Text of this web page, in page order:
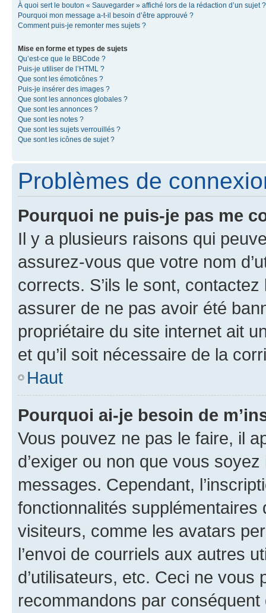
À quoi sert le bouton « Sauvegarder » affiché lors de la rédaction d’un sujet ?
Pourquoi mon message a-t-il besoin d’être approuvé ?
Comment puis-je remonter mes sujets ?
Mise en forme et types de sujets
Qu’est-ce que le BBCode ?
Puis-je utiliser de l’HTML ?
Que sont les émoticônes ?
Puis-je insérer des images ?
Que sont les annonces globales ?
Que sont les annonces ?
Que sont les notes ?
Que sont les sujets verrouillés ?
Que sont les icônes de sujet ?
Problèmes de
Pourquoi ne puis-je pas me
Il y a plusieurs raisons qui
assurez-vous que votre nom
corrects. S’ils le sont,
assurer de ne pas avoir été
propriétaire du site internet ait
et qu’il soit nécessaire de la
Haut
Pourquoi ai-je besoin de
Vous pouvez ne pas le faire, il
d’exiger ou non que vous
messages. Cependant,
fonctionnalités
visiteurs, comme les avatars
l’envoi de courriels aux autres
d’utilisateurs, etc. Ceci ne vous
recommandons par conséquent